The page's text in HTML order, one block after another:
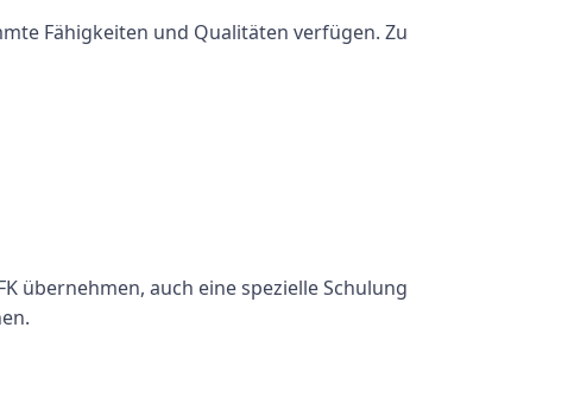
Fähigkeiten und Qualitäten verfügen. Zu
übernehmen, auch eine spezielle Schulung